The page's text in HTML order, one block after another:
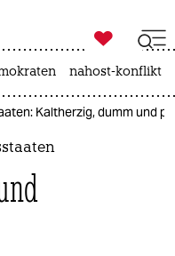

taz zahl ich
nahost-konflikt
Kaltherzig, dumm und